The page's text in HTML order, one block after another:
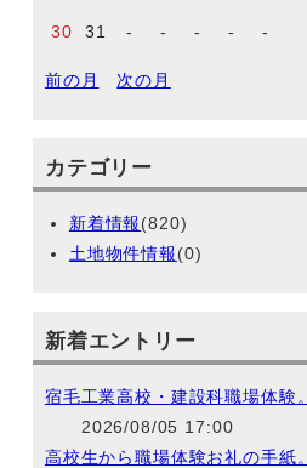
30 31 - - - - -
前の月 次の月
カテゴリー
新着情報(820)
土地物件情報(0)
新着エントリー
宿毛工業高校・建設科職場体験。
2026/08/05 17:00
高校生から職場体験お礼の手紙。